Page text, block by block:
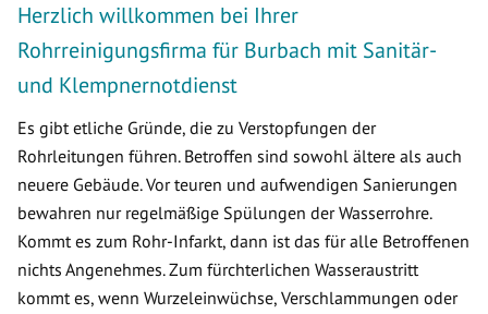
Herzlich willkommen bei Ihrer
Rohrreinigungsfirma für Burbach mit Sanitär-
und Klempnernotdienst
Es gibt etliche Gründe, die zu Verstopfungen der
Rohrleitungen führen. Betroffen sind sowohl ältere als auch
neuere Gebäude. Vor teuren und aufwendigen Sanierungen
bewahren nur regelmäßige Spülungen der Wasserrohre.
Kommt es zum Rohr-Infarkt, dann ist das für alle Betroffenen
nichts Angenehmes. Zum fürchterlichen Wasseraustritt
kommt es, wenn Wurzeleinwüchse, Verschlammungen oder